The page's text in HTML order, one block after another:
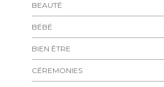
BEAUTÉ
BÉBÉ
BIEN ÊTRE
CÉREMONIES